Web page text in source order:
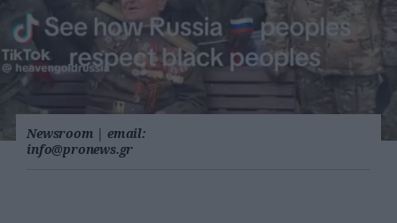
Newsroom | email:
info@pronews.gr